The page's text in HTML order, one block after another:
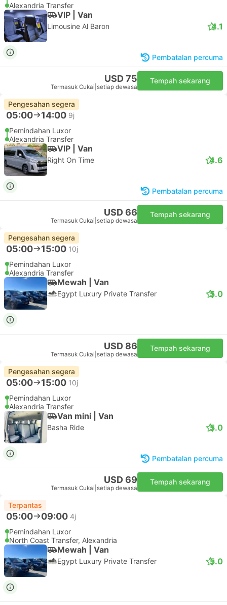
Alexandria Transfer
VIP | Van
Limousine Al Baron 4.1
Pembatalan percuma
USD 75
Termasuk Cukai setiap dewasa
Tempah sekarang
Pengesahan segera
05:00 14:00 9j
Pemindahan Luxor
Alexandria Transfer
VIP | Van
Right On Time 4.6
Pembatalan percuma
USD 66
Termasuk Cukai setiap dewasa
Tempah sekarang
Pengesahan segera
05:00 15:00 10j
Pemindahan Luxor
Alexandria Transfer
Mewah | Van
Egypt Luxury Private Transfer 5.0
USD 86
Termasuk Cukai setiap dewasa
Tempah sekarang
Pengesahan segera
05:00 15:00 10j
Pemindahan Luxor
Alexandria Transfer
Van mini | Van
Basha Ride 5.0
Pembatalan percuma
USD 69
Termasuk Cukai setiap dewasa
Tempah sekarang
Terpantas
05:00 09:00 4j
Pemindahan Luxor
North Coast Transfer, Alexandria
Mewah | Van
Egypt Luxury Private Transfer 5.0